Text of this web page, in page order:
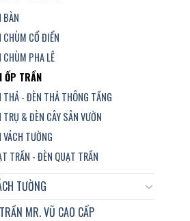
BÀN
CHÙM CỔ ĐIỂN
CHÙM PHA LÊ
ỐP TRẦN
THẢ - ĐÈN THẢ THÔNG TẦNG
TRỤ & ĐÈN CÂY SÂN VƯỜN
VÁCH TƯỜNG
TRẦN - ĐÈN QUẠT TRẦN
TƯỜNG
MR. VŨ CAO CẤP